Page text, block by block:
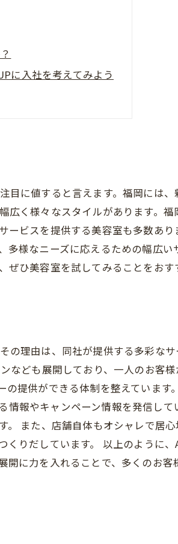
に入社を考えてみよう
に値すると言えます。福岡には
く様々なスタイルがあります。
ビスを提供する美容室も多数あ
様なニーズに応えるための幅広い
ひ美容室を試してみることをおす
の理由は、同社が提供する多彩な
なども展開しており、一人のお客
提供ができる体制を整えています
報やキャンペーン情報を発信して
また、店舗自体もオシャレで居
りだしています。 以上のように、
に力を入れることで、多くのお客